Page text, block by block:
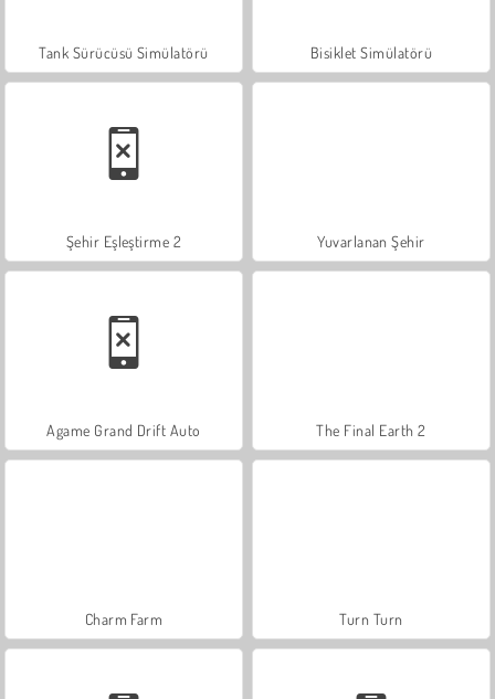
Tank Sürücüsü Simülatörü Bisiklet Simülatörü
Şehir Eşleştirme 2 Yuvarlanan Şehir
Agame Grand Drift Auto The Final Earth 2
Charm Farm Turn Turn